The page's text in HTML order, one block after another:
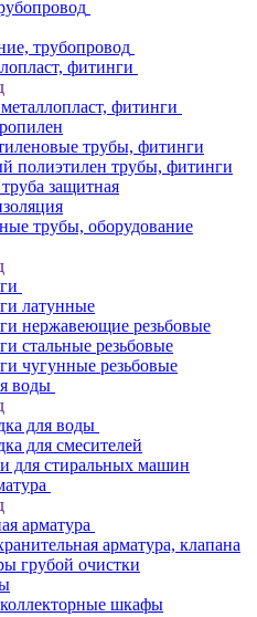
трубопровод
фитинги
фитинги
трубы, фитинги
полиэтилен трубы, фитинги
защитная
трубы, оборудование
латунные
нержавеющие резьбовые
стальные резьбовые
чугунные резьбовые
воды
для воды
для смесителей
для стиральных машин
арматура
арматура, клапана
грубой очистки
шкафы